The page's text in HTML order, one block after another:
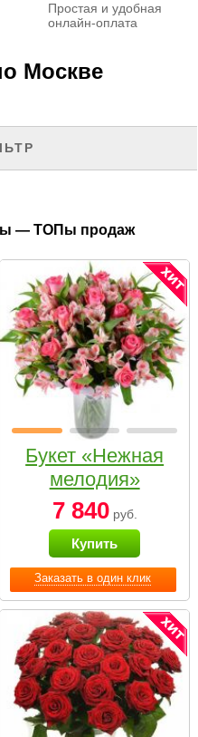
Простая и удобная
онлайн-оплата
Москве
— ТОПы продаж
Заказать в один клик
Букет «Нежная
мелодия»
7 840руб.
Купить